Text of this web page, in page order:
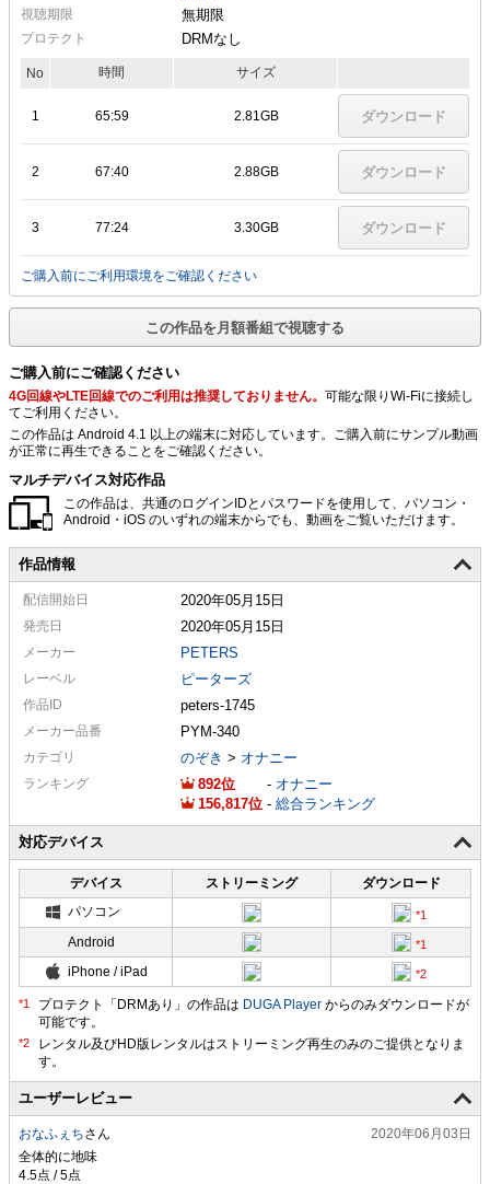
視聴期限 無期限
プロテクト DRMなし
No 時間 サイズ
1 65:59 2.81GB ダウンロード
2 67:40 2.88GB ダウンロード
3 77:24 3.30GB ダウンロード
ご購入前にご利用環境をご確認ください
この作品を月額番組で視聴する
ご購入前にご確認ください
4G回線やLTE回線でのご利用は推奨しておりません。 可能な限りWi-Fiに接続し
てご利用ください。
この作品は Android 4.1 以上の端末に対応しています。ご購入前にサンプル動画
が正常に再生できることをご確認ください。
マルチデバイス対応作品
この作品は、共通のログインIDとパスワードを使用して、パソコン・
Android・iOS のいずれの端末からでも、動画をご覧いただけます。
作品情報
配信開始日 2020年05月15日
発売日 2020年05月15日
メーカー PETERS
レーベル ピーターズ
作品ID peters-1745
メーカー品番 PYM-340
カテゴリ のぞき > オナニー
ランキング 892 - オナニー
156,817
- 総合ランキング
対応デバイス
デバイス ストリーミング
ダウンロード
パソコン
Android
iPhone / iPad
プロテクト「DRMあり」の作品は DUGA Player からのみダウンロードが
可能です。
ユーザーレビュー
おなふぇちさん
2020年06月03日
全体的に地味